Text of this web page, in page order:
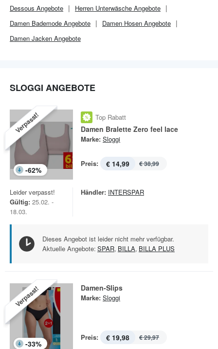
Dessous Angebote
Herren Unterwäsche Angebote
Damen Bademode Angebote
Damen Hosen Angebote
Damen Jacken Angebote
SLOGGI ANGEBOTE
Verpasst!
-62%
Top Rabatt
Damen Bralette Zero feel lace
Marke: Sloggi
Preis: € 14,99 € 38,99
Leider verpasst!
Gültig: 25.02. -
18.03.
Händler: INTERSPAR
Dieses Angebot ist leider nicht mehr verfügbar.
Aktuelle Angebote: SPAR, BILLA, BILLA PLUS
Verpasst!
-33%
Damen-Slips
Marke: Sloggi
Preis: € 19,98 € 29,97